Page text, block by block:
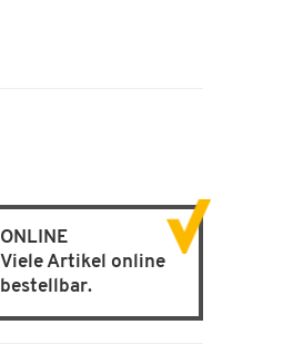
ONLINE
Viele Artikel online
bestellbar.